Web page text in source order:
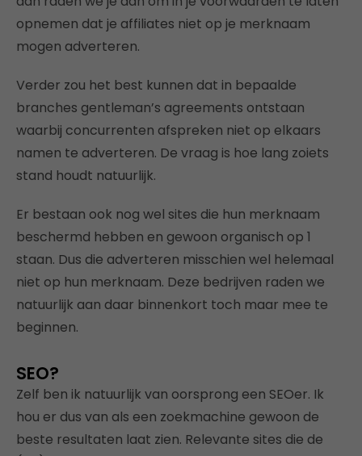
opnemen dat je affiliates niet op je merknaam
mogen adverteren.
Verder zou het best kunnen dat in bepaalde
branches gentleman’s agreements ontstaan
waarbij concurrenten afspreken niet op elkaars
namen te adverteren. De vraag is hoe lang zoiets
stand houdt natuurlijk.
Er bestaan ook nog wel sites die hun merknaam
beschermd hebben en gewoon organisch op 1
staan. Dus die adverteren misschien wel helemaal
niet op hun merknaam. Deze bedrijven raden we
natuurlijk aan daar binnenkort toch maar mee te
beginnen.
SEO?
Zelf ben ik natuurlijk van oorsprong een SEOer. Ik
hou er dus van als een zoekmachine gewoon de
beste resultaten laat zien. Relevante sites die de